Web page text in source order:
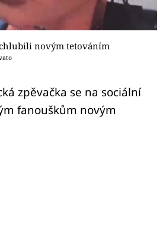
novým tetováním
zpěvačka se na sociální
fanouškům novým